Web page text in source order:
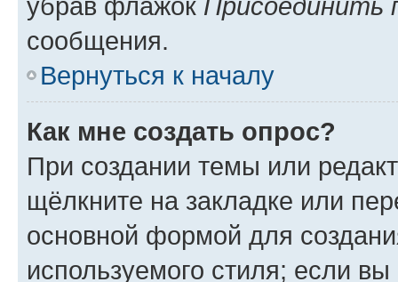
сообщения.
Вернуться к началу
Как мне создать опрос?
При создании темы или
щёлкните на закладке или
основной формой для
используемого стиля; если